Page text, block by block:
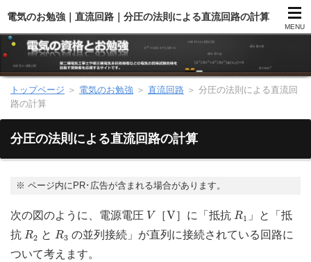
電気のお勉強｜直流回路｜分圧の法則による直流回路の計算
MENU
第二種電気工事士（総合）
第二種電気工事士（学科試験）
電気のお勉強
トップページ ＞ 電気のお勉強 ＞ 直流回路 ＞ 分圧の法則による直流回
路の計算
分圧の法則による直流回路の計算
※ ページ内にPR･広告が含まれる場合があります。
次の図のように、電源電圧 V
V ［V
V ］に「抵抗 R1
R1
」と「抵
抗 R2
R2 と R3
R3
の並列接続」が直列に接続されている回路に
ついて考えます。